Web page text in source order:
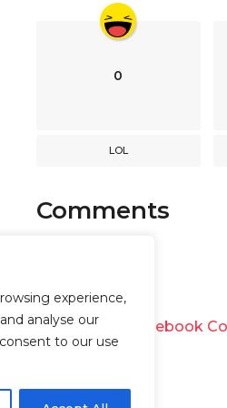
experience,
analyse our
to our use
0
LOL
Comments
Powered by Facebook